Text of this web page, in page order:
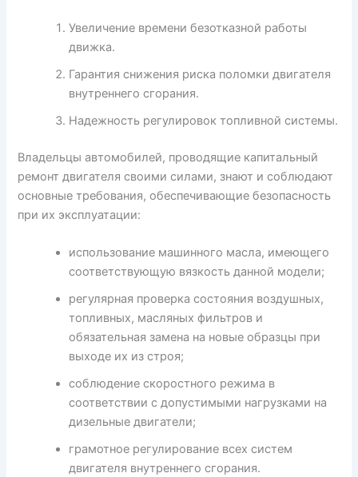
Увеличение времени безотказной работы
движка.
Гарантия снижения риска поломки двигателя
внутреннего сгорания.
Надежность регулировок топливной системы.
Владельцы автомобилей, проводящие капитальный
ремонт двигателя своими силами, знают и соблюдают
основные требования, обеспечивающие безопасность
при их эксплуатации:
использование машинного масла, имеющего
соответствующую вязкость данной модели;
регулярная проверка состояния воздушных,
топливных, масляных фильтров и
обязательная замена на новые образцы при
выходе их из строя;
соблюдение скоростного режима в
соответствии с допустимыми нагрузками на
дизельные двигатели;
грамотное регулирование всех систем
двигателя внутреннего сгорания.